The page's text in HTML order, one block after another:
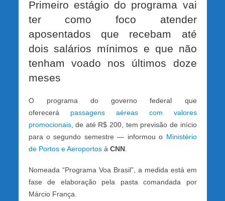
Primeiro estágio do programa vai
ter como foco atender
aposentados que recebam até
dois salários mínimos e que não
tenham voado nos últimos doze
meses
O programa do governo federal que
oferecerá passagens aéreas com valores
promocionais, de até R$ 200, tem previsão de início
para o segundo semestre — informou o Ministério
de Portos e Aeroportosà CNN.
Nomeada “Programa Voa Brasil”, a medida está em
fase de elaboração pela pasta comandada por
Márcio França.